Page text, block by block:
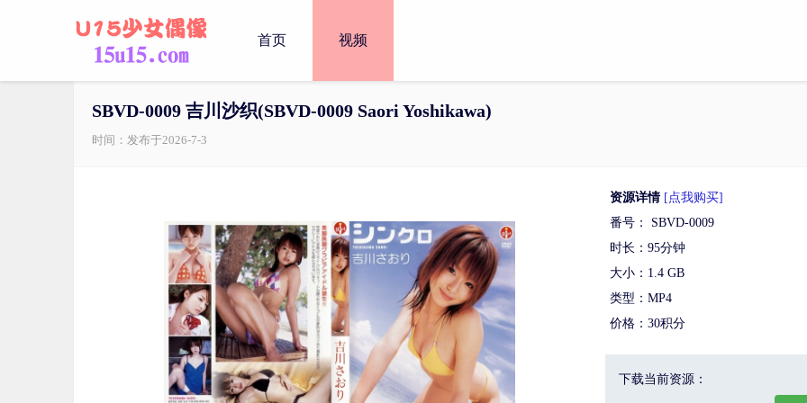
首页 视频
SBVD-0009 吉川沙织(SBVD-0009 Saori Yoshikawa)
时间：发布于2026-7-3
资源详情 [点我购买]
番号： SBVD-0009
时长：95分钟
大小：1.4 GB
类型：MP4
价格：30积分
下载当前资源：